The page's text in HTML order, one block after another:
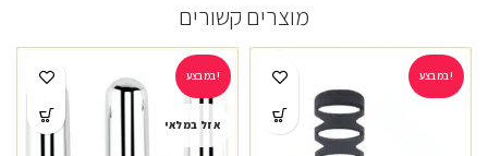
מוצרים קשורים
במבצע! במבצע!
אזל במלאי